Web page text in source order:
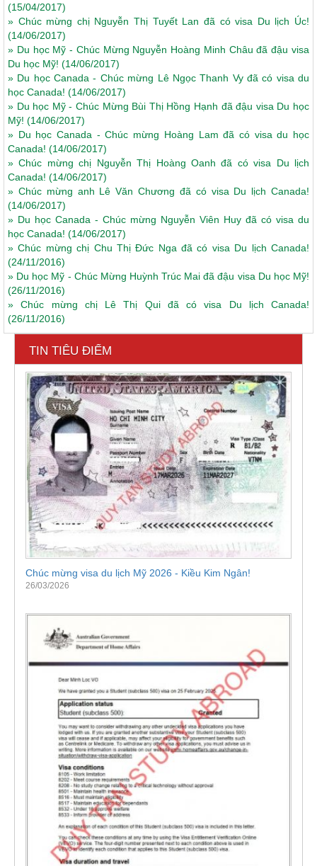
(15/04/2017)
» Chúc mừng chị Nguyễn Thị Tuyết Lan đã có visa Du lịch Úc!
(14/06/2017)
» Du học Mỹ - Chúc Mừng Nguyễn Hoàng Minh Châu đã đậu visa
Du học Mỹ! (14/06/2017)
» Du học Canada - Chúc mừng Lê Ngọc Thanh Vy đã có visa du
học Canada! (14/06/2017)
» Du học Mỹ - Chúc Mừng Bùi Thị Hồng Hạnh đã đậu visa Du học
Mỹ! (14/06/2017)
» Du học Canada - Chúc mừng Hoàng Lam đã có visa du học
Canada! (14/06/2017)
»Chúc mừng chị Nguyễn Thị Hoàng Oanh đã có visa Du lịch
Canada! (14/06/2017)
» Chúc mừng anh Lê Văn Chương đã có visa Du lịch Canada!
(14/06/2017)
» Du học Canada - Chúc mừng Nguyễn Viên Huy đã có visa du
học Canada! (14/06/2017)
»Chúc mừng chị Chu Thị Đức Nga đã có visa Du lịch Canada!
(24/11/2016)
» Du học Mỹ - Chúc Mừng Huỳnh Trúc Mai đã đậu visa Du học Mỹ!
(26/11/2016)
»Chúc mừng chị Lê Thị Qui đã có visa Du lịch Canada!
(26/11/2016)
TIN TIÊU ĐIỂM
Chúc mừng visa du lịch Mỹ 2026 - Kiều Kim Ngân!
26/03/2026